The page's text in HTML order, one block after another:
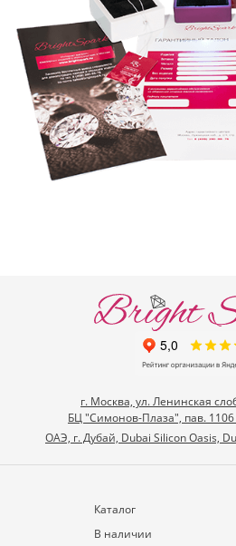
г. Москва, ул. Ленинская
БЦ "Симонов-Плаза", пав. 1106
ОАЭ, г. Дубай, Dubai Silicon Oasis,
Каталог
В наличии